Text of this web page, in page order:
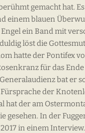
gemacht hat.
einem blauen
ein Band mit
löst die
hatte der Pontifex
für das
bat er
der
hat der am
gesehen. In der
in einem Interview.